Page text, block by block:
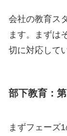
会社の教育ス
ます。まずは
切に対応して
部下教育：
まずフェーズ